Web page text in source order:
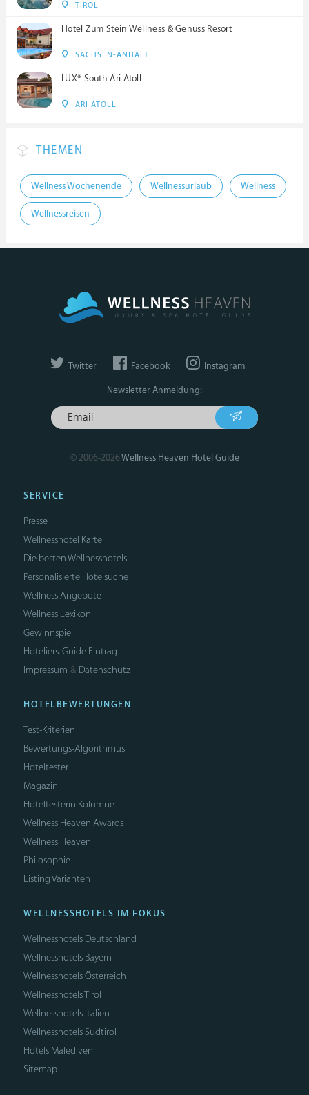
TIROL
Hotel Zum Stein Wellness & Genuss Resort
SACHSEN-ANHALT
LUX* South Ari Atoll
ARI ATOLL
THEMEN
Wellness Wochenende Wellnessurlaub Wellness
Wellnessreisen
Twitter Facebook Instagram
Newsletter Anmeldung:
© 2006-2026Wellness Heaven Hotel Guide
SERVICE
Presse
Wellnesshotel Karte
Die besten Wellnesshotels
Personalisierte Hotelsuche
Wellness Angebote
Wellness Lexikon
Gewinnspiel
Hoteliers: Guide Eintrag
Impressum & Datenschutz
HOTELBEWERTUNGEN
Test-Kriterien
Bewertungs-Algorithmus
Hoteltester
Magazin
Hoteltesterin Kolumne
Wellness Heaven Awards
Wellness Heaven
Philosophie
Listing Varianten
WELLNESSHOTELS IM FOKUS
Wellnesshotels Deutschland
Wellnesshotels Bayern
Wellnesshotels Österreich
Wellnesshotels Tirol
Wellnesshotels Italien
Wellnesshotels Südtirol
Hotels Malediven
Sitemap